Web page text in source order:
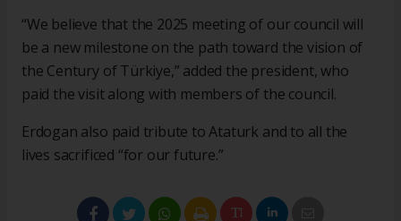
“We believe that the 2025 meeting of our council will
be a new milestone on the path toward the vision of
the Century of Türkiye,” added the president, who
paid the visit along with members of the council.
Erdogan also paid tribute to Ataturk and to all the
lives sacrificed “for our future.”